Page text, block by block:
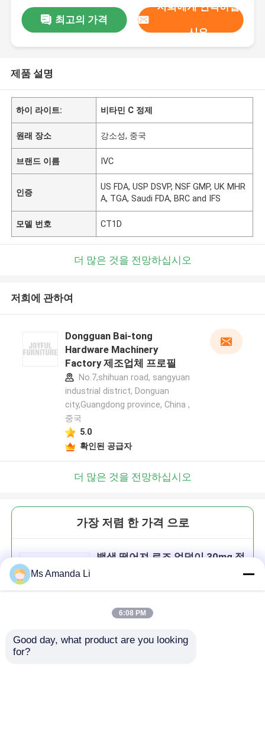
최고의 가격
저희에게 연락하십
시오
제품 설명
하이 라이트: 비타민 C 정제
원래 장소 강소성, 중국
브랜드 이름 IVC
인증
US FDA, USP DSVP, NSF GMP, UK MHR
A, TGA, Saudi FDA, BRC and IFS
모델 번호 CT1D
더 많은 것을 전망하십시오
저희에 관하여
Dongguan Bai-tong
Hardware Machinery
Factory 제조업체 프로필
No.7,shihuan road, sangyuan
industrial district, Donguan
city,Guangdong province, China ,
중국
5.0
확인된 공급자
더 많은 것을 전망하십시오
가장 저렴 한 가격 으로
백색 떨어져 로즈 엉덩이 30mg 정
제 면역성이 있는 건강 CT1D에 착
계속하다
Ms Amanda Li
6:08 PM
Good day, what product are you looking
for?